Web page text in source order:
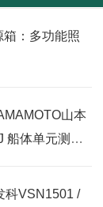
：多功能照
山本
船体单元测试
科VSN1501 /